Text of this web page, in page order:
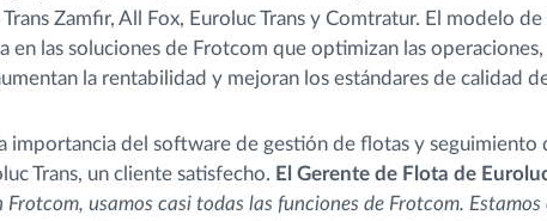
Zamfir, All Fox, Euroluc Trans y Comtratur. El modelo
en las soluciones de Frotcom que optimizan las
la rentabilidad y mejoran los estándares de calidad
importancia del software de gestión de flotas y seguimiento
Trans, un cliente satisfecho. El Gerente de Flota de
Frotcom, usamos casi todas las funciones de Frotcom.